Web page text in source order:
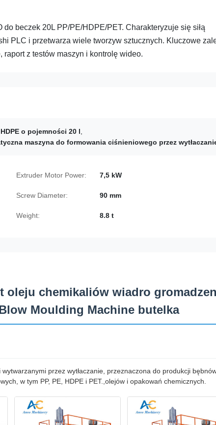
beczek 20L PP/PE/HDPE/PET. Charakteryzuje się siłą
PLC i przetwarza wiele tworzyw sztucznych. Kluczowe
raport z testów maszyn i kontrolę wideo.
o pojemności 20 l
maszyna do formowania ciśnieniowego przez
Extruder Motor Power: 7,5 kW
Screw Diameter: 90 mm
Weight: 8.8 t
oleju chemikaliów wiadro
Moulding Machine butelka
przez wytłaczanie, przeznaczona do produkcji
w tym PP, PE, HDPE i PET.,olejów i opakowań chemicznych.